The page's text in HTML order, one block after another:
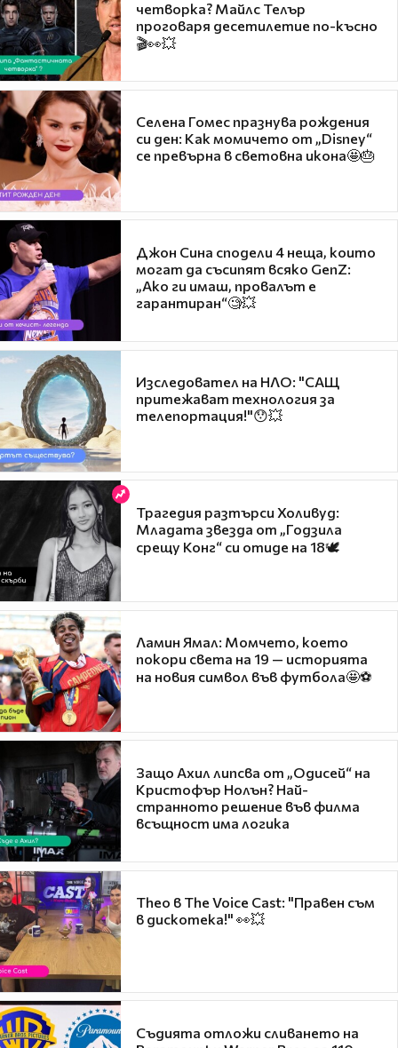
четворка? Майлс Телър
проговаря десетилетие по-късно
🎬👀💥
Селена Гомес празнува рождения
си ден: Как момичето от „Disney“
се превърна в световна икона🤩🎂
Джон Сина сподели 4 неща, които
могат да съсипят всяко GenZ:
„Ако ги имаш, провалът е
гарантиран“🧐💥
Изследовател на НЛО: "САЩ
притежават технология за
телепортация!"😯💥
Трагедия разтърси Холивуд:
Младата звезда от „Годзила
срещу Конг“ си отиде на 18🕊️
Ламин Ямал: Момчето, което
покори света на 19 — историята
на новия символ във футбола🤩⚽
Защо Ахил липсва от „Одисей“ на
Кристофър Нолън? Най-
странното решение във филма
всъщност има логика
Theo в The Voice Cast: "Правен съм
в дискотека!" 👀💥
Съдията отложи сливането на